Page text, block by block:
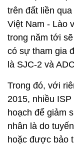
Trong đó, với
2015, nhiều
hoạch để giảm
nhân là do
hoặc được bảo
như dịch vụ
quốc tế bị chậm.